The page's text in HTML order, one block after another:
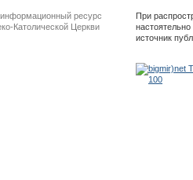
ресурс
Католической Церкви
При
источник